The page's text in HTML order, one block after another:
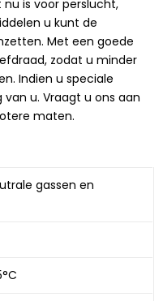
is voor perslucht,
u kunt de
Met een goede
zodat u minder
Indien u speciale
u. Vraagt u ons aan
maten.
gassen en